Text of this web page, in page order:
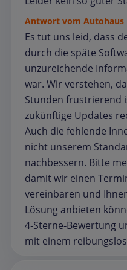
Antwort vom Autohaus
Es tut uns leid, dass
durch die späte
unzureichende
war. Wir verstehen,
Stunden frustrierend
zukünftige Updates
Auch die fehlende
nicht unserem
nachbessern. Bitte
damit wir einen
vereinbaren und
Lösung anbieten
4‑Sterne‑Bewertung
mit einem